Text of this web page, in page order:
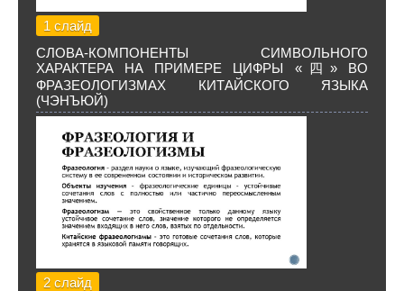
1 слайд
СЛОВА-КОМПОНЕНТЫ СИМВОЛЬНОГО
ХАРАКТЕРА НА ПРИМЕРЕ ЦИФРЫ «四» ВО
ФРАЗЕОЛОГИЗМАХ КИТАЙСКОГО ЯЗЫКА
(ЧЭНЪЮЙ)
2 слайд